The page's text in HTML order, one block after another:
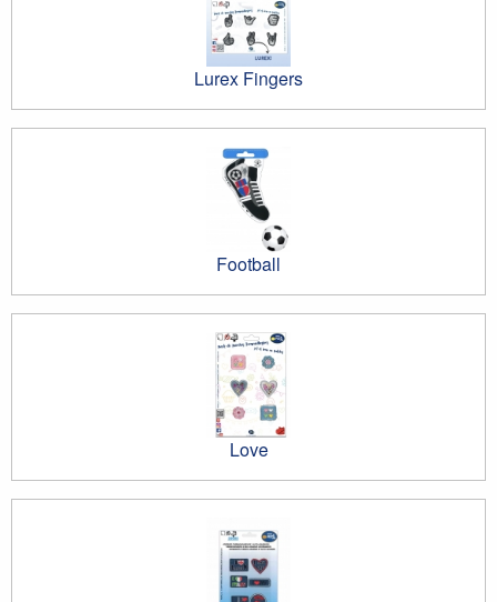
Lurex Fingers
Football
Love